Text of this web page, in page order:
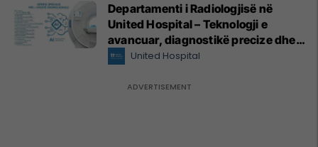
Departamenti i Radiologjisë në
United Hospital – Teknologji e
avancuar, diagnostikë precize dhe
kujdes profesional
United Hospital